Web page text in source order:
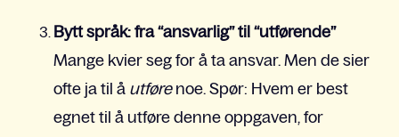
Bytt språk: fra “ansvarlig” til “utførende”
Mange kvier seg for å ta ansvar. Men de sier
ofte ja til å utføre noe. Spør: Hvem er best
egnet til å utføre denne oppgaven, for